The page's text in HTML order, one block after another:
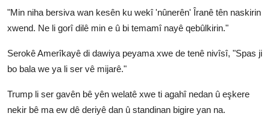
"Min niha bersiva wan kesên ku wekî 'nûnerên' Îranê tên naskirin
xwend. Ne li gorî dilê min e û bi temamî nayê qebûlkirin."
Serokê Amerîkayê di dawiya peyama xwe de tenê nivîsî, "Spas ji
bo bala we ya li ser vê mijarê."
Trump li ser gavên bê yên welatê xwe ti agahî nedan û eşkere
nekir bê ma ew dê deriyê dan û standinan bigire yan na.